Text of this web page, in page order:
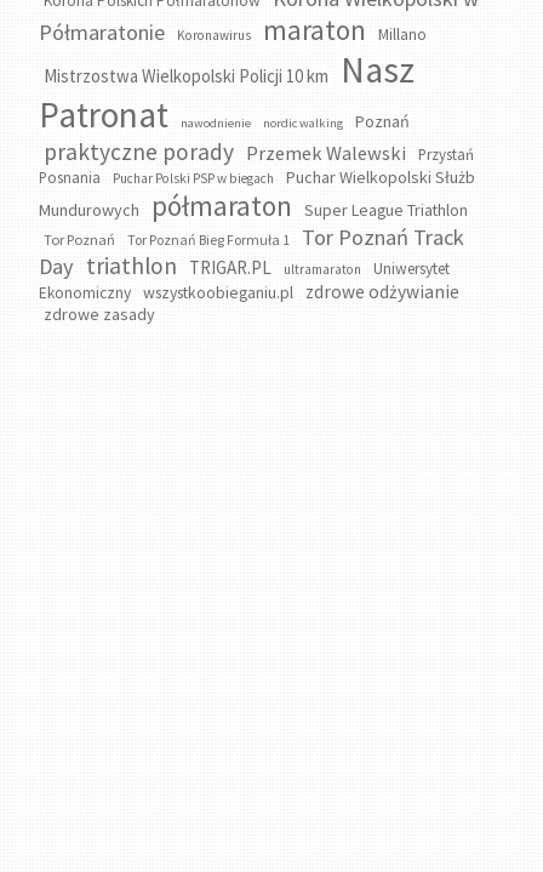
Półmaratonie
Koronawirus maraton Millano
Mistrzostwa Wielkopolski Policji 10 km
Nasz
Patronat
nawodnienie nordic walking Poznań
praktyczne porady Przemek Walewski
Przystań
Posnania
Puchar Polski PSP w biegach
Puchar Wielkopolski Służb
Mundurowych
półmaraton Super League Triathlon
Tor Poznań Tor Poznań Bieg Formuła 1
Tor Poznań Track
Day triathlon TRIGAR.PL ultramaraton
Uniwersytet
Ekonomiczny
wszystkoobieganiu.pl zdrowe odżywianie
zdrowe zasady